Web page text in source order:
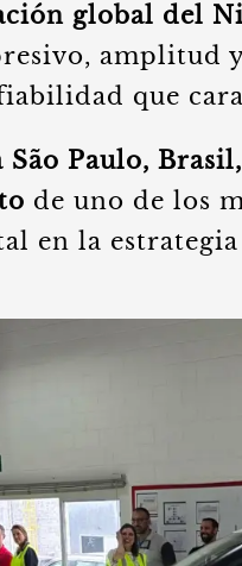
global del
amplitud
que
São Paulo,
de uno de los
en la